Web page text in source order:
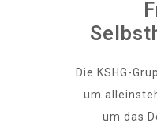
Die KSHG-
um
um das